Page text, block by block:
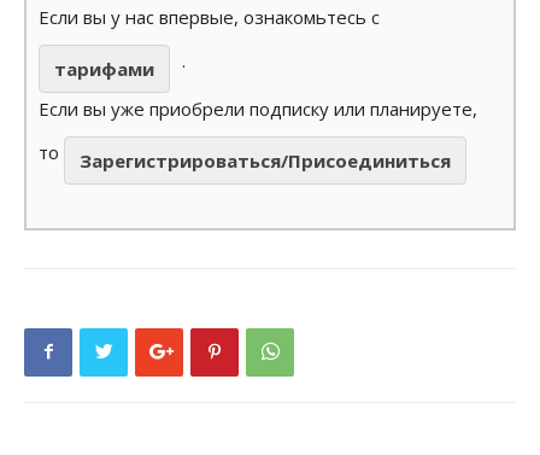
Если вы у нас впервые, ознакомьтесь с
тарифами
.
Если вы уже приобрели подписку или планируете,
то
Зарегистрироваться/Присоединиться